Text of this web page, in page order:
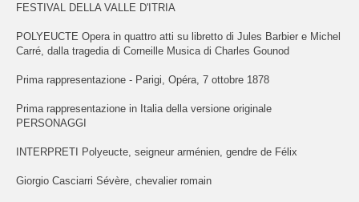
FESTIVAL DELLA VALLE D'ITRIA
POLYEUCTE Opera in quattro atti su libretto di Jules Barbier e Michel
Carré, dalla tragedia di Corneille Musica di Charles Gounod
Prima rappresentazione - Parigi, Opéra, 7 ottobre 1878
Prima rappresentazione in Italia della versione originale
PERSONAGGI
INTERPRETI Polyeucte, seigneur arménien, gendre de Félix
Giorgio Casciarri Sévère, chevalier romain